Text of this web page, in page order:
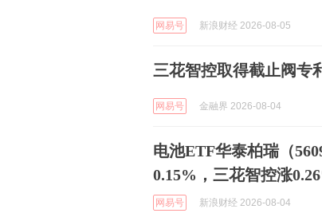
网易号 新浪财经 2026-08-05
三花智控取得截止阀专
网易号 金融界 2026-08-04
电池ETF华泰柏瑞（
0.15%，三花智控涨
网易号 新浪财经 2026-08-04